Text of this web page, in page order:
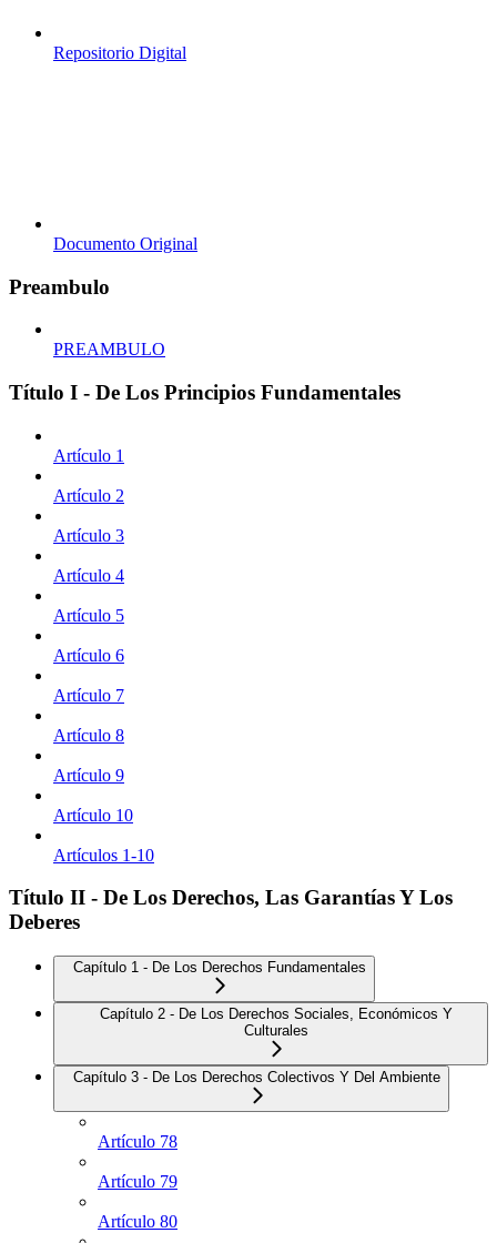
Repositorio Digital
Documento Original
Preambulo
PREAMBULO
Título I - De Los Principios Fundamentales
Artículo 1
Artículo 2
Artículo 3
Artículo 4
Artículo 5
Artículo 6
Artículo 7
Artículo 8
Artículo 9
Artículo 10
Artículos 1-10
Título II - De Los Derechos, Las Garantías Y Los
Deberes
Capítulo 1 - De Los Derechos Fundamentales
Capítulo 2 - De Los Derechos Sociales, Económicos Y
Culturales
Capítulo 3 - De Los Derechos Colectivos Y Del Ambiente
Artículo 78
Artículo 79
Artículo 80